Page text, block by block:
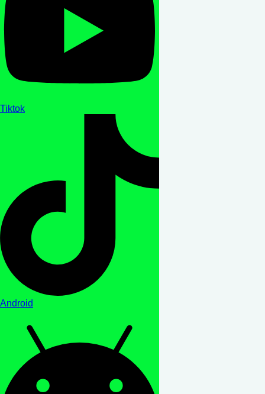
Tiktok
Android